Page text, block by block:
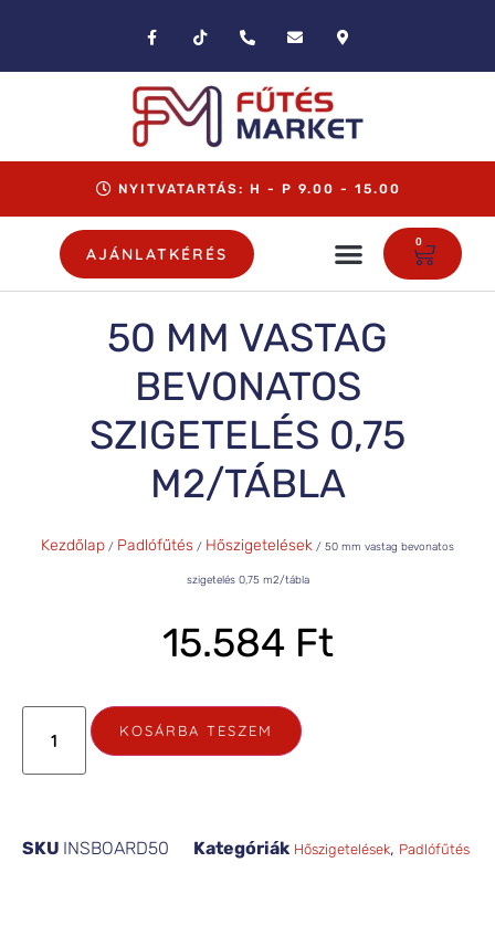
NYITVATARTÁS: H - P 9.00 - 15.00
AJÁNLATKÉRÉS
0
50 MM VASTAG
BEVONATOS
SZIGETELÉS 0,75
M2/TÁBLA
Kezdőlap / Padlófűtés / Hőszigetelések / 50 mm vastag bevonatos
szigetelés 0,75 m2/tábla
15.584 Ft
KOSÁRBA TESZEM
SKU INSBOARD50 Kategóriák Hőszigetelések, Padlófűtés